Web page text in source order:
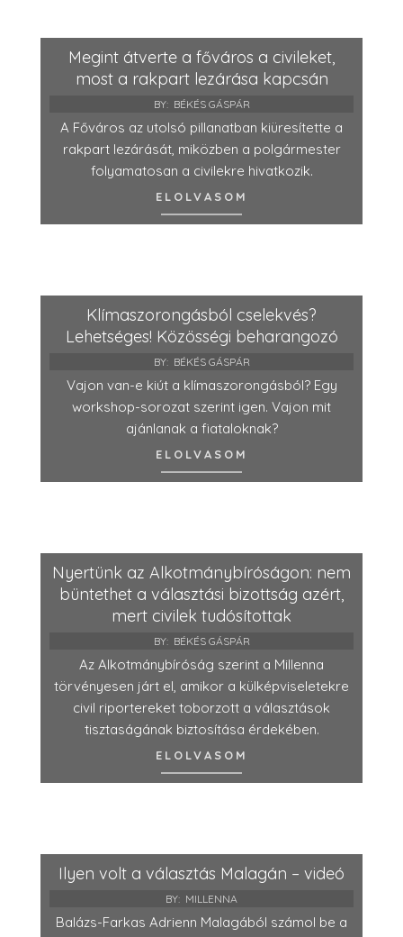
Megint átverte a főváros a civileket,
most a rakpart lezárása kapcsán
BY: BÉKÉS GÁSPÁR
A Főváros az utolsó pillanatban kiüresítette a
rakpart lezárását, miközben a polgármester
folyamatosan a civilekre hivatkozik.
ELOLVASOM
Klímaszorongásból cselekvés?
Lehetséges! Közösségi beharangozó
BY: BÉKÉS GÁSPÁR
Vajon van-e kiút a klímaszorongásból? Egy
workshop-sorozat szerint igen. Vajon mit
ajánlanak a fiataloknak?
ELOLVASOM
Nyertünk az Alkotmánybíróságon: nem
büntethet a választási bizottság azért,
mert civilek tudósítottak
BY: BÉKÉS GÁSPÁR
Az Alkotmánybíróság szerint a Millenna
törvényesen járt el, amikor a külképviseletekre
civil riportereket toborzott a választások
tisztaságának biztosítása érdekében.
ELOLVASOM
Ilyen volt a választás Malagán – videó
BY: MILLENNA
Balázs-Farkas Adrienn Malagából számol be a